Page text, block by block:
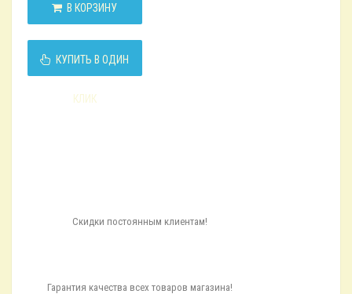
В КОРЗИНУ
КУПИТЬ В ОДИН
КЛИК
Скидки постоянным клиентам!
Гарантия качества всех товаров магазина!